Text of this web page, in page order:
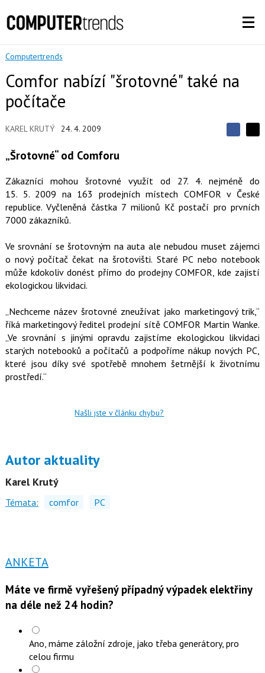
Computertrends
Comfor nabízí "šrotovné" také na
počítače
KAREL KRUTÝ 24. 4. 2009
S
l
e
t
S
j
n
c
b
o
j
t
n
t
X
„Šrotovné“ od Comforu
Zákazníci mohou šrotovné využít od 27. 4. nejméně do
15. 5. 2009 na 163 prodejních místech COMFOR v České
republice. Vyčleněná částka 7 milionů Kč postačí pro prvních
7000 zákazníků.
Ve srovnání se šrotovným na auta ale nebudou muset zájemci
o nový počítač čekat na šrotovišti. Staré PC nebo notebook
může kdokoliv donést přímo do prodejny COMFOR, kde zajistí
ekologickou likvidaci.
„Nechceme název šrotovné zneužívat jako marketingový trik,“
říká marketingový ředitel prodejní sítě COMFOR Martin Wanke.
„Ve srovnání s jinými opravdu zajistíme ekologickou likvidaci
starých notebooků a počítačů a podpoříme nákup nových PC,
které jsou díky své spotřebě mnohem šetrnější k životnímu
prostředí.“
Našli jste v článku chybu?
Autor aktuality
Karel Krutý
Témata: comfor PC
ANKETA
Máte ve firmě vyřešený případný výpadek elektřiny
na déle než 24 hodin?
Ano, máme záložní zdroje, jako třeba generátory, pro
celou firmu